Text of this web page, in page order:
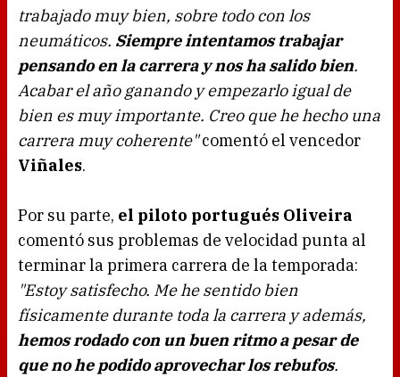
trabajado muy bien, sobre todo con los
neumáticos. Siempre intentamos trabajar
pensando en la carrera y nos ha salido bien.
Acabar el año ganando y empezarlo igual de
bien es muy importante. Creo que he hecho una
carrera muy coherente"comentó el vencedor
Viñales.
Por su parte, el piloto portugués Oliveira
comentó sus problemas de velocidad punta al
terminar la primera carrera de la temporada:
"Estoy satisfecho. Me he sentido bien
físicamente durante toda la carrera y además,
hemos rodado con un buen ritmo a pesar de
que no he podido aprovechar los rebufos.